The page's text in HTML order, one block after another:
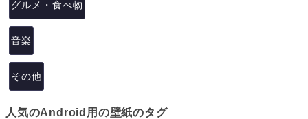
グルメ・食べ物
音楽
その他
人気のAndroid用の壁紙のタグ